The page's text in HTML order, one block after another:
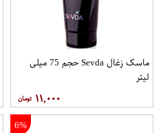
ماسک زغال Sevda حجم 75 میلی
لیتر
۱۱,۰۰۰
6%